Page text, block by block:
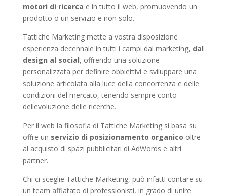
motori di ricerca e in tutto il web, promuovendo un
prodotto o un servizio e non solo.
Tattiche Marketing mette a vostra disposizione
esperienza decennale in tutti i campi dal marketing, dal
design al social, offrendo una soluzione
personalizzata per definire obbiettivi e sviluppare una
soluzione articolata alla luce della concorrenza e delle
condizioni del mercato, tenendo sempre conto
dellevoluzione delle ricerche.
Per il web la filosofia di Tattiche Marketing si basa su
offre un servizio di posizionamento organico oltre
al acquisto di spazi pubblicitari di AdWords e altri
partner.
Chi ci sceglie Tattiche Marketing, può infatti contare su
un team affiatato di professionisti, in grado di unire